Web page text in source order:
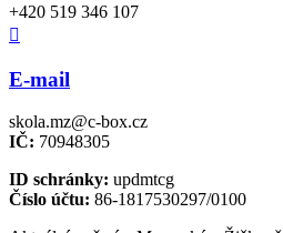
+420 519 346 107

E-mail
skola.mz@c-box.cz
IČ: 70948305
ID schránky: updmtcg
Číslo účtu: 86-1817530297/0100